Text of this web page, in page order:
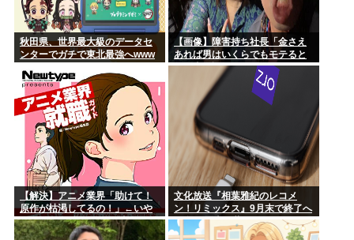
秋田県、世界最大級のデータセ
ンターでガチで東北最強へwww
【画像】障害持ち社長「金さえ
あれば男はいくらでもモテると
いう事を証明してる」
【解決】アニメ業界「助けて！
原作が枯渇してるの！」←いや
既存作品の2期やったら良いよ
ね？
文化放送『相葉雅紀のレコメ
ン！リミックス』9月末で終了へ
25年の歴史に幕